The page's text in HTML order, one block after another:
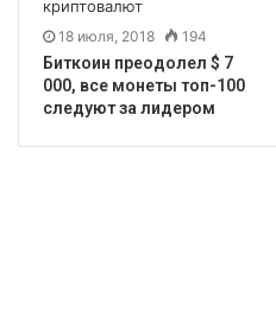
18 июля, 2018 194
Биткоин преодолел $ 7
000, все монеты топ-100
следуют за лидером